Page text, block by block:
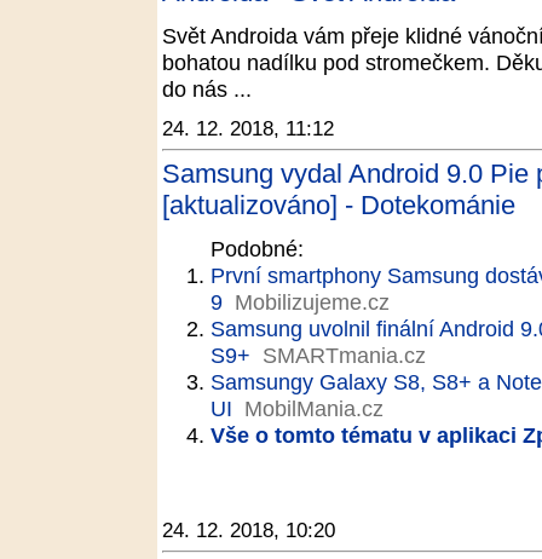
Svět Androida vám přeje klidné
bohatou nadílku pod stromečkem.
do nás ...
24. 12. 2018, 11:12
Samsung vydal Android 9.0 Pie
[aktualizováno] - Dotekománie
Podobné:
První smartphony Samsung
9 Mobilizujeme.cz
Samsung uvolnil finální Android
S9+ SMARTmania.cz
Samsungy Galaxy S8, S8+ a
UI MobilMania.cz
Vše o tomto tématu v aplikaci
24. 12. 2018, 10:20